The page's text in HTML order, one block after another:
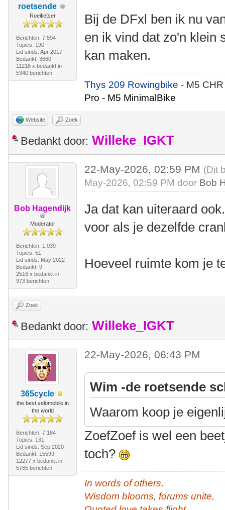
roetsende
Roeifietser
Berichten: 7.594
Topics: 190
Lid sinds: Apr 2017
Bedankt: 3660
11216 x bedankt in
5340 berichten
Bij de DFxl ben ik nu
en ik vind dat zo'n klein
kan maken.
Thys 209 Rowingbike- M5
Pro - M5 MinimalBike
Website Zoek
Bedankt door: Willeke_IGKT
Bob Hagendijk
Moderator
Berichten: 1.039
Topics: 51
Lid sinds: May 2022
Bedankt: 9
2516 x bedankt in
973 berichten
22-May-2026, 02:59 PM (Dit
May-2026, 02:59 PM door Bob
Ja dat kan uiteraard
voor als je dezelfde
Hoeveel ruimte kom je
Zoek
Bedankt door: Willeke_IGKT
365cycle
the best velomobile in
the world
Berichten: 7.184
Topics: 131
Lid sinds: Sep 2020
Bedankt: 15599
12277 x bedankt in
5765 berichten
22-May-2026, 06:43 PM
Wim -de roetsende
Waarom koop je
ZoefZoef is wel een
toch?
In words of others,
Wisdom blooms, forums unite,